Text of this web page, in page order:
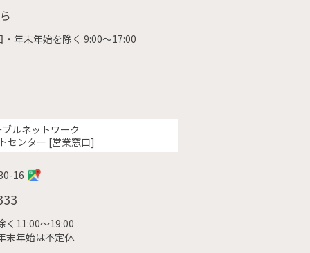
・年末年始を除く 9:00〜17:00
ルネットワーク
センター [営業窓口]
16
く11:00〜19:00
末年始は不定休